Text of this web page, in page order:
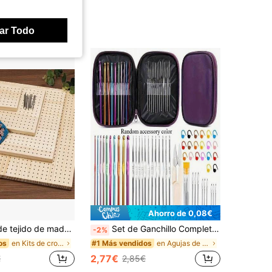
de banco de trabajo moderno, agarre firme, diseño de veta de madera natural, duradero y fácil de limpiar, adecuado para tejer, ganchillo, tejido, estabilización y clasificación de hilos
en Kits de crochet
Ahorro de 0,08€
-2% Set de Ganchillo Completo con Bolsa de Almacenamiento, Ganchos de Metal Ergonómicos y Marcadores de Punto - Kit de Ganchillo DIY para Todo el Año, Apto para Principiantes y Usuarios Avanzados, Opciones de Multicolor - Para Juguetes de Peluche, Proyectos de Costura, Manualidades con Hilo, Decoración del Hogar, Regalos de Fiestas, Pasatiempos de Artes y Manualidades
#1 Más vendidos en Agujas de crochet
2,77€ 2,85€
Todo